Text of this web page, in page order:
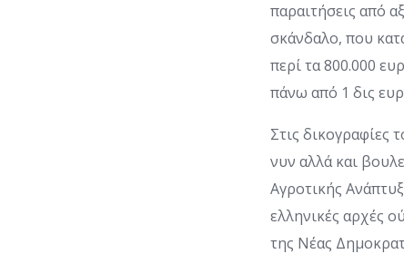
παραιτήσεις από
σκάνδαλο, που
περί τα 800.000
πάνω από 1 δις
Στις
νυν αλλά και
Αγροτικής
ελληνικές αρχές
της Νέας